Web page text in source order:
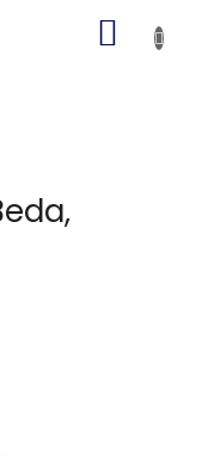
KOŠÍK